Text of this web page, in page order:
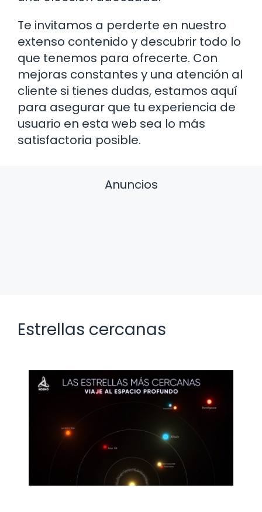
Te invitamos a perderte en nuestro
extenso contenido y descubrir todo lo
que tenemos para ofrecerte. Con
mejoras constantes y una atención al
cliente si tienes dudas, estamos aquí
para asegurar que tu experiencia de
usuario en esta web sea lo más
satisfactoria posible.
Anuncios
Estrellas cercanas